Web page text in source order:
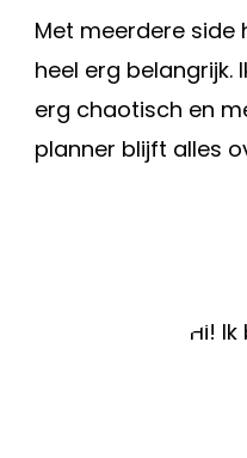
Met meerdere side
heel erg belangrijk.
erg chaotisch en
planner blijft alles